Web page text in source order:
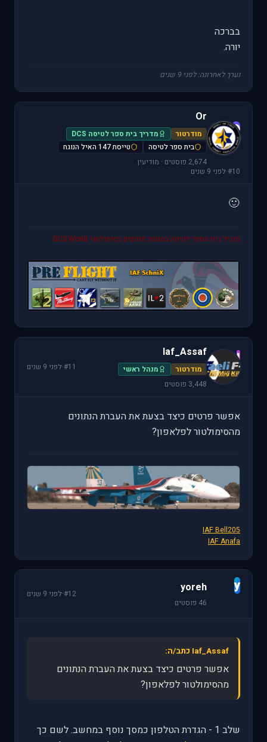
בברכה
יורה.
נערך לאחרונה: לפני 9 שנים
O
Or
מודרטור
מדריך בית ספר לטיסה DCS
בית ספר לטיסה
טייסת 147 האיל הנוגח
2,674 פוסטים · מודיעין
#10
·לפני 9 שנים
🙂
מוביל בית הספר לטיסה במגמת מסוקים בסימולטור DCS World
I
Iaf_Assaf
מודרטור
מנהל ראשי
3,448 פוסטים
#11
·לפני 9 שנים
אפשר פרטים כיצד בצעת את העברת הנתונים
מהסימולטור לפלאפון?
IAF Bell205
IAF Anafa
y
yoreh
46 פוסטים
#12
·לפני 9 שנים
Iaf_Assaf כתב/ה:
אפשר פרטים כיצד בצעת את העברת הנתונים
מהסימולטור לפלאפון?
שלב 1 - הגדרת הטלפון כמסך נוסף במחשב. לשם כך